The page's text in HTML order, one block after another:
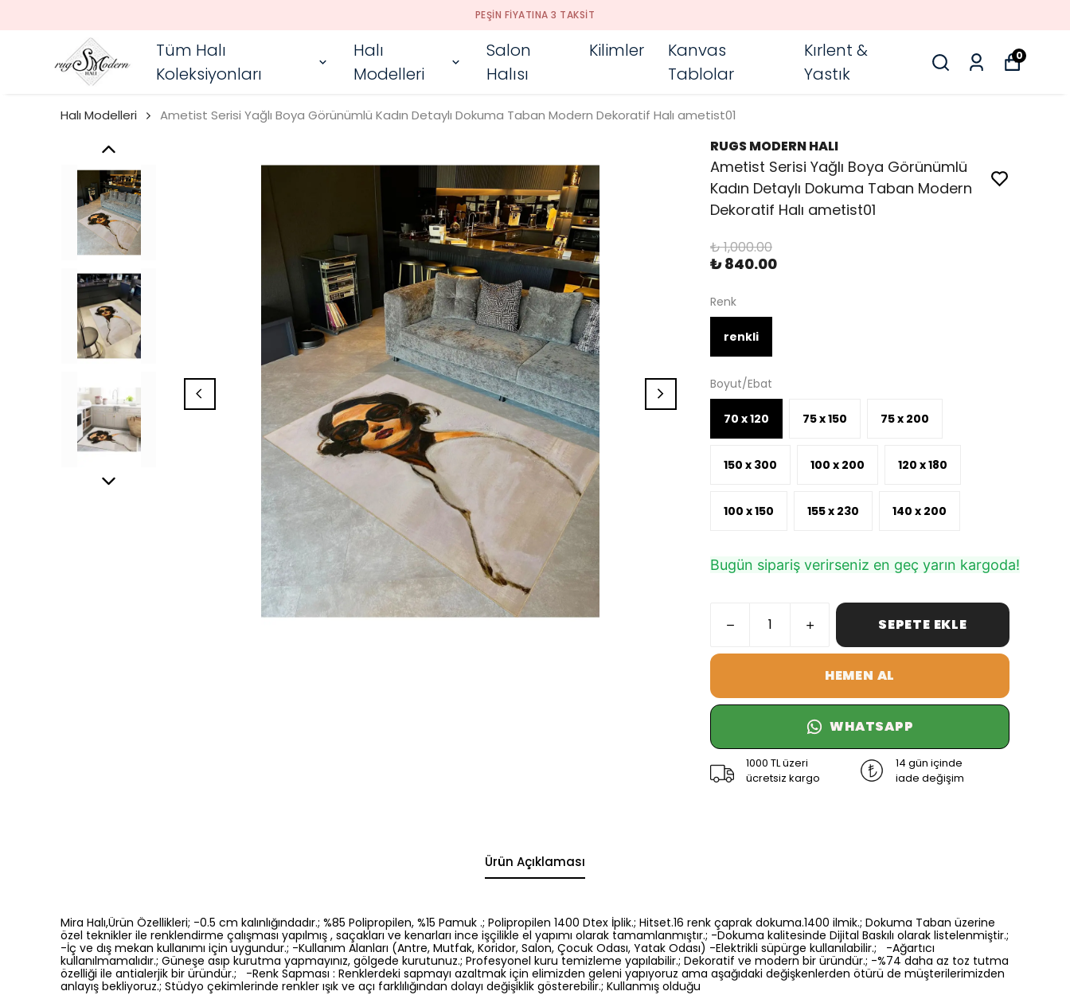
PEŞIN FIYATINA 3 TAKSIT
Tüm Halı
Koleksiyonları
Halı
Modelleri
Salon
Halısı
Kilimler
Kanvas
Tablolar
Kırlent &
Yastık
0
Halı Modelleri Ametist Serisi Yağlı Boya Görünümlü Kadın Detaylı Dokuma Taban Modern Dekoratif Halı ametist01
RUGS MODERN HALI
Ametist Serisi Yağlı Boya Görünümlü
Kadın Detaylı Dokuma Taban Modern
Dekoratif Halı ametist01
₺ 1,000.00
₺ 840.00
Renk
renkli
Boyut/Ebat
70 x 120 75 x 150 75 x 200
150 x 300 100 x 200 120 x 180
100 x 150 155 x 230 140 x 200
Bugün sipariş verirseniz en geç yarın kargoda!
SEPETE EKLE
HEMEN AL
WHATSAPP
1000 TL üzeri
ücretsiz kargo
14 gün içinde
iade değişim
Ürün Açıklaması
Mira Halı,Ürün Özellikleri; -0.5 cm kalınlığındadır.; %85 Polipropilen, %15 Pamuk .; Polipropilen 1400 Dtex İplik.; Hitset.16 renk çaprak dokuma.1400 ilmik.; Dokuma Taban üzerine
özel teknikler ile renklendirme çalışması yapılmış , saçakları ve kenarları ince işçilikle el yapımı olarak tamamlanmıştır.; -Dokuma kalitesinde Dijital Baskılı olarak listelenmiştir.;
-İç ve dış mekan kullanımı için uygundur.; -Kullanım Alanları (Antre, Mutfak, Koridor, Salon, Çocuk Odası, Yatak Odası) -Elektrikli süpürge kullanılabilir.; -Ağartıcı
kullanılmamalıdır.; Güneşe asıp kurutma yapmayınız, gölgede kurutunuz.; Profesyonel kuru temizleme yapılabilir.; Dekoratif ve modern bir üründür.; -%74 daha az toz tutma
özelliği ile antialerjik bir üründür.; -Renk Sapması : Renklerdeki sapmayı azaltmak için elimizden geleni yapıyoruz ama aşağıdaki değişkenlerden ötürü de müşterilerimizden
anlayış bekliyoruz.; Stüdyo çekimlerinde renkler ışık ve açı farklılığından dolayı değişiklik gösterebilir.; Kullanmış olduğu